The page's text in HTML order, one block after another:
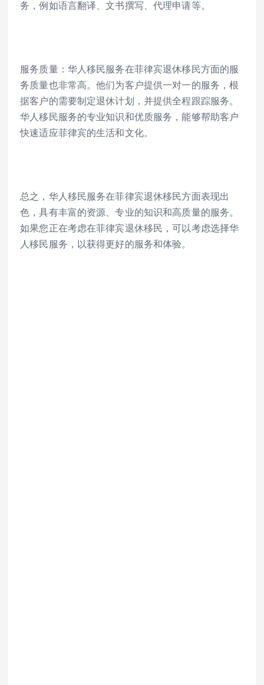
务，例如语言翻译、文书撰写、代理申请等。
服务质量：华人移民服务在菲律宾退休移民方面的服
务质量也非常高。他们为客户提供一对一的服务，根
据客户的需要制定退休计划，并提供全程跟踪服务。
华人移民服务的专业知识和优质服务，能够帮助客户
快速适应菲律宾的生活和文化。
总之，华人移民服务在菲律宾退休移民方面表现出
色，具有丰富的资源、专业的知识和高质量的服务。
如果您正在考虑在菲律宾退休移民，可以考虑选择华
人移民服务，以获得更好的服务和体验。